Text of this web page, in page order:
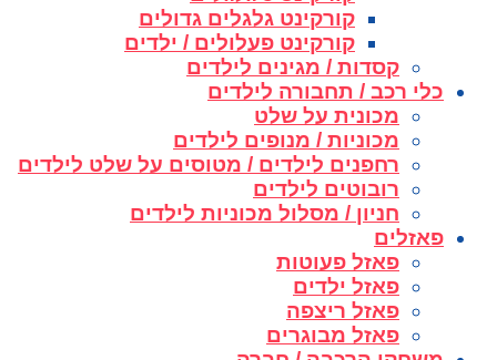
קורקינט גלגלים גדולים
קורקינט פעלולים / ילדים
קסדות / מגינים לילדים
כלי רכב / תחבורה לילדים
מכונית על שלט
מכוניות / מנופים לילדים
רחפנים לילדים / מטוסים על שלט לילדים
רובוטים לילדים
חניון / מסלול מכוניות לילדים
פאזלים
פאזל פעוטות
פאזל ילדים
פאזל ריצפה
פאזל מבוגרים